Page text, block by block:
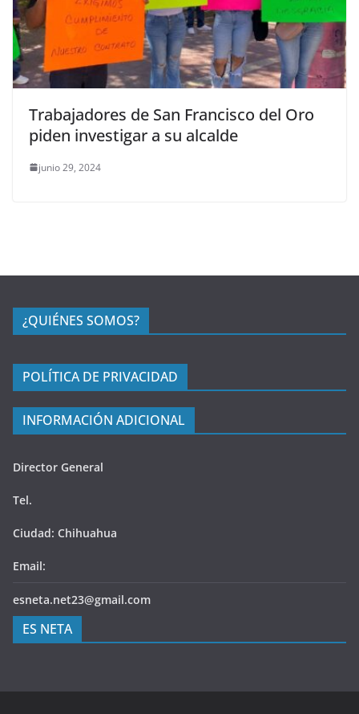
Trabajadores de San Francisco del Oro
piden investigar a su alcalde
junio 29, 2024
¿QUIÉNES SOMOS?
POLÍTICA DE PRIVACIDAD
INFORMACIÓN ADICIONAL
Director General
Tel.
Ciudad: Chihuahua
Email:
esneta.net23@gmail.com
ES NETA